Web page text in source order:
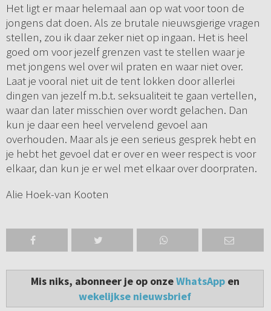
Het ligt er maar helemaal aan op wat voor toon de
jongens dat doen. Als ze brutale nieuwsgierige vragen
stellen, zou ik daar zeker niet op ingaan. Het is heel
goed om voor jezelf grenzen vast te stellen waar je
met jongens wel over wil praten en waar niet over.
Laat je vooral niet uit de tent lokken door allerlei
dingen van jezelf m.b.t. seksualiteit te gaan vertellen,
waar dan later misschien over wordt gelachen. Dan
kun je daar een heel vervelend gevoel aan
overhouden. Maar als je een serieus gesprek hebt en
je hebt het gevoel dat er over en weer respect is voor
elkaar, dan kun je er wel met elkaar over doorpraten.
Alie Hoek-van Kooten
Mis niks, abonneer je op onzeWhatsAppen
wekelijkse nieuwsbrief